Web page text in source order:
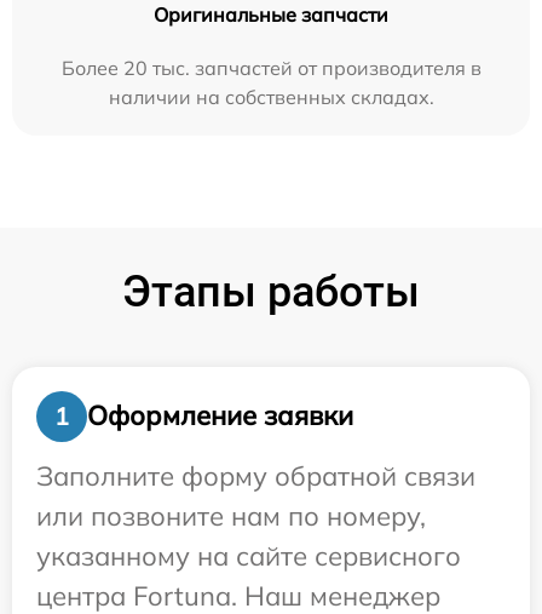
Оригинальные запчасти
Более 20 тыс. запчастей от производителя в
наличии на собственных складах.
Этапы работы
1
Оформление заявки
Заполните форму обратной связи
или позвоните нам по номеру,
указанному на сайте сервисного
центра Fortuna. Наш менеджер